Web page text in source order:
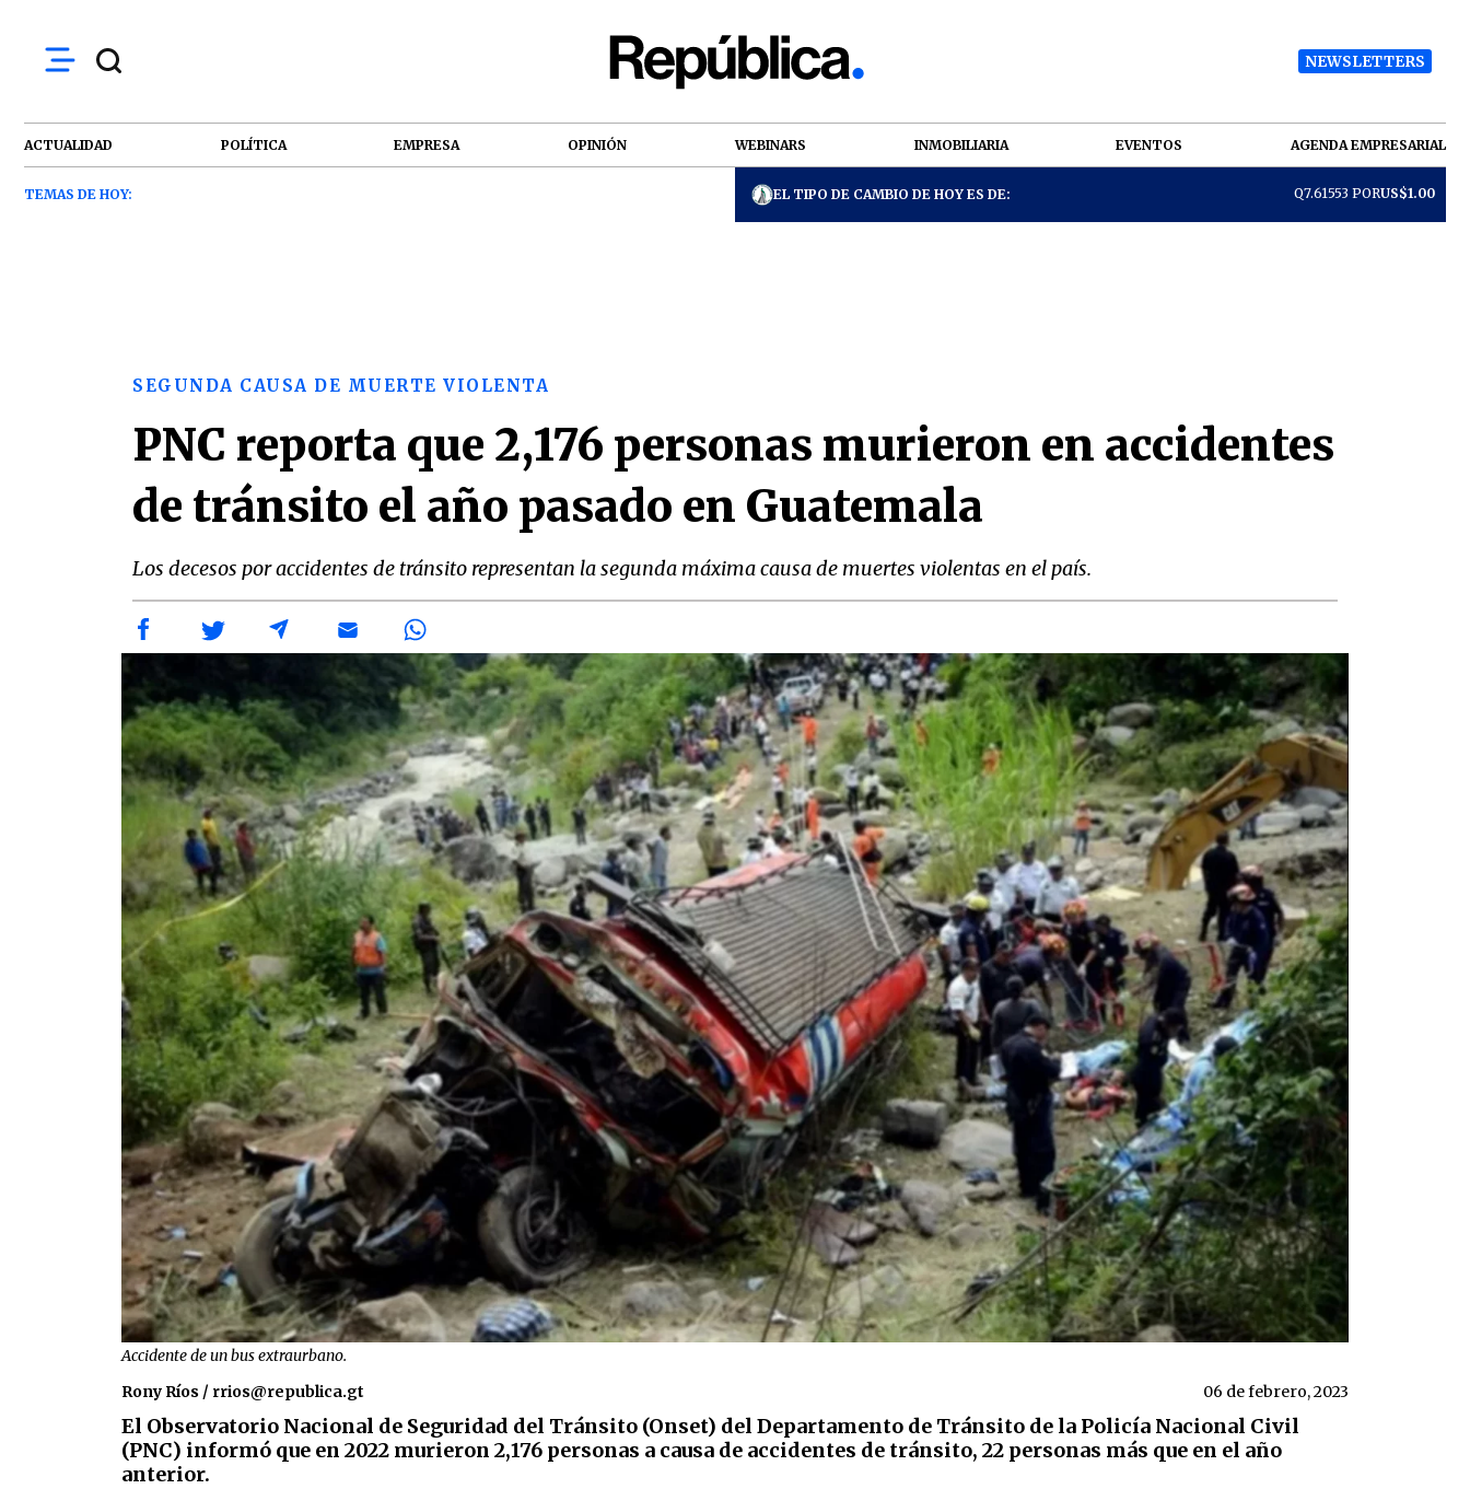
NEWSLETTERS
ACTUALIDAD POLÍTICA EMPRESA OPINIÓN WEBINARS INMOBILIARIA EVENTOS AGENDA EMPRESARIAL
TEMAS DE HOY: EL TIPO DE CAMBIO DE HOY ES DE: Q7.61553 PORUS$1.00
SEGUNDA CAUSA DE MUERTE VIOLENTA
PNC reporta que 2,176 personas murieron en accidentes
de tránsito el año pasado en Guatemala
Los decesos por accidentes de tránsito representan la segunda máxima causa de muertes violentas en el país.
Accidente de un bus extraurbano.
Rony Ríos / rrios@republica.gt
06 de febrero, 2023
El Observatorio Nacional de Seguridad del Tránsito (Onset) del Departamento de Tránsito de la Policía Nacional Civil
(PNC) informó que en 2022 murieron 2,176 personas a causa de accidentes de tránsito, 22 personas más que en el año
anterior.